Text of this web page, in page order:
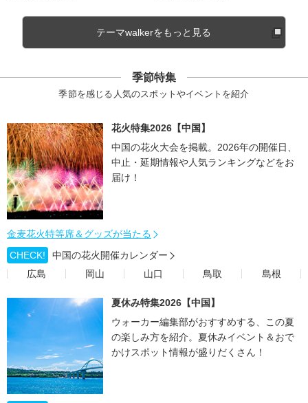
テーマwalkerをもっと見る
季節特集
季節を感じる人気のスポットやイベントを紹介
花火特集2026【中国】
中国の花火大会を掲載。2026年の開催日、
中止・延期情報や人気ランキングなどをお
届け！
金麦花火特等席＆グッズが当たる
CHECK!
中国の花火開催カレンダー
広島
岡山 山口 鳥取 島根
夏休み特集2026【中国】
ウォーカー編集部がおすすめする、この夏
の楽しみ方を紹介。夏休みイベント＆おで
かけスポット情報が盛りだくさん！